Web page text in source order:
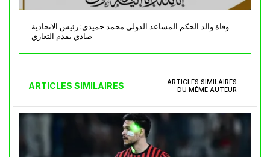
وفاة والد الحكم المساعد الدولي محمد حميدي: رئيس الاتحادية
صادي يقدم التعازي
ARTICLES SIMILAIRES
ARTICLES SIMILAIRES
DU MÊME AUTEUR